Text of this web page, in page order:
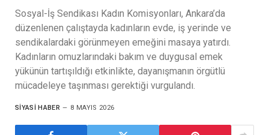
Sosyal-İş Sendikası Kadın Komisyonları, Ankara’da
düzenlenen çalıştayda kadınların evde, iş yerinde ve
sendikalardaki görünmeyen emeğini masaya yatırdı.
Kadınların omuzlarındaki bakım ve duygusal emek
yükünün tartışıldığı etkinlikte, dayanışmanın örgütlü
mücadeleye taşınması gerektiği vurgulandı.
SIYASI HABER 8 MAYIS 2026